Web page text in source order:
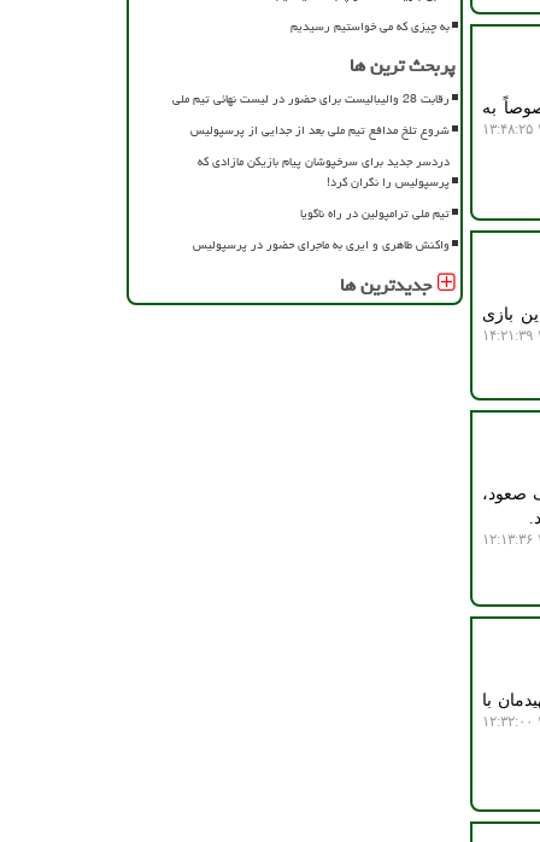
فیفا در واکنشی مضحک به انتقادات از عملکرد فیفا در جام جهانی 2026 خصوصاً به
بازی
صعود،
با
به چیزی که می خواستیم رسیدیم
پربحث ترین ها
رقابت 28 والیبالیست برای حضور در لیست نهائی تیم ملی
شروع تلخ مدافع تیم ملی بعد از جدایی از پرسپولیس
دردسر جدید برای سرخپوشان پیام بازیکن مازادی که
پرسپولیس را نگران کرد!
تیم ملی ترامپولین در راه ناگویا
واکنش طاهری و ایری به ماجرای حضور در پرسپولیس
جدیدترین ها